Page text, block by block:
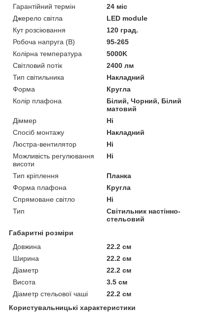
Гарантійний термін
24 міс
Джерело світла
LED module
Кут розсіювання
120 град.
Робоча напруга (В)
95-265
Колірна температура
5000K
Світловий потік
2400 лм
Тип світильника
Накладний
Форма
Кругла
Колір плафона
Білий, Чорний, Білий
матовий
Діммер
Ні
Спосіб монтажу
Накладний
Люстра-вентилятор
Ні
Можливість регулювання
висоти
Ні
Тип кріплення
Планка
Форма плафона
Кругла
Спрямоване світло
Ні
Тип
Світильник настінно-
стельовий
Габаритні розміри
Довжина
22.2 см
Ширина
22.2 см
Діаметр
22.2 см
Висота
3.5 см
Діаметр стельової чаші
22.2 см
Користувальницькі характеристики